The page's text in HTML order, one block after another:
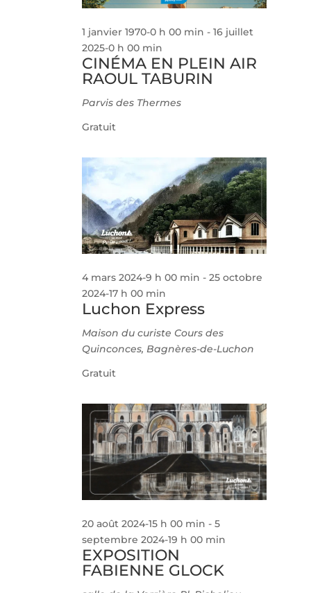
CINÉMA EN PLEIN AIR
RAOUL TABURIN
1 janvier 1970-0 h 00 min -16 juillet
2025-0 h 00 min
Parvis des Thermes
Gratuit
Luchon Express
4 mars 2024-9 h 00 min -25 octobre
2024-17 h 00 min
Maison du curiste Cours des
Quinconces, Bagnères-de-Luchon
Gratuit
EXPOSITION
FABIENNE GLOCK
20 août 2024-15 h 00 min -5
septembre 2024-19 h 00 min